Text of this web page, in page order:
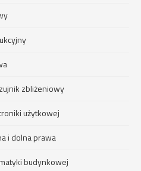
zbliżeniowy
użytkowej
i dolna prawa
budynkowej